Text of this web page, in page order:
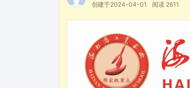
创建于2024-04-01 阅读 2611